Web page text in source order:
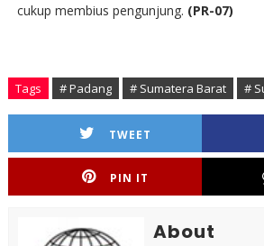
cukup membius pengunjung. (PR-07)
Tags # Padang # Sumatera Barat #
TWEET
PIN IT
About